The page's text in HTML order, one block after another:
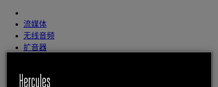
流媒体
无线音频
扩音器
DJ 扩音器